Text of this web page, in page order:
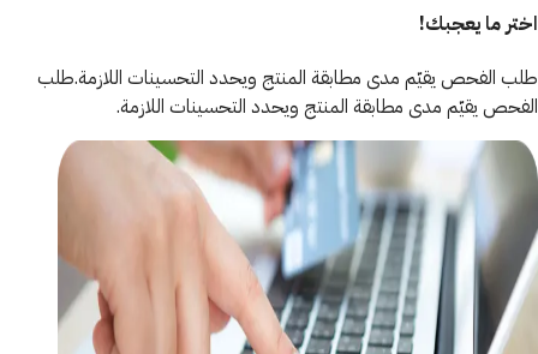
اختر ما يعجبك!
طلب الفحص يقيّم مدى مطابقة المنتج ويحدد التحسينات اللازمة.طلب
الفحص يقيّم مدى مطابقة المنتج ويحدد التحسينات اللازمة.